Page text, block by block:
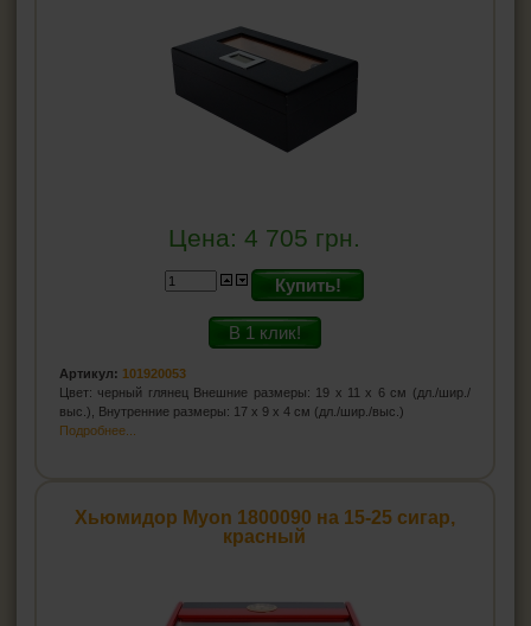
Цена:4 705 грн.
Купить!
В 1 клик!
Артикул: 101920053
Цвет: черный глянец Внешние размеры: 19 x 11 x 6 см (дл./шир./
выс.), Внутренние размеры: 17 x 9 x 4 см (дл./шир./выс.)
Подробнее...
Хьюмидор Myon 1800090 на 15-25 сигар,
красный